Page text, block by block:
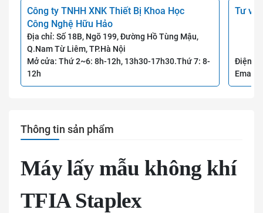
Công ty TNHH XNK Thiết Bị Khoa Học
Công Nghệ Hữu Hảo
Địa chỉ: Số 18B, Ngõ 199, Đường Hồ Tùng Mậu,
Q.Nam Từ Liêm, TP.Hà Nội
Mở cửa: Thứ 2~6: 8h-12h, 13h30-17h30.Thứ 7: 8-
12h
Tư
Điện
Email:
Thông tin sản phẩm
Máy lấy mẫu không khí
TFIA Staplex